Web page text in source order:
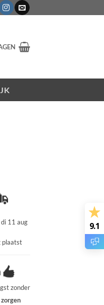
11 aug
plaatst
zonder
9.1